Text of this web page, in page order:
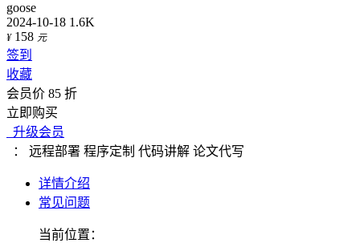
goose
2024-10-18 1.6K
¥ 158 元
签到
收藏
会员价 85 折
立即购买
升级会员
： 远程部署 程序定制 代码讲解 论文代写
详情介绍
常见问题
当前位置：